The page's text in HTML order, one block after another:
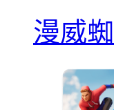
漫威